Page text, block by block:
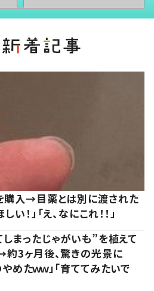
購入→目薬とは別に渡された
！」「え、なにこれ！！」
まったじゃがいも”を植えて
3ヶ月後、驚きの光景に
めたｗｗ」「育ててみたいで